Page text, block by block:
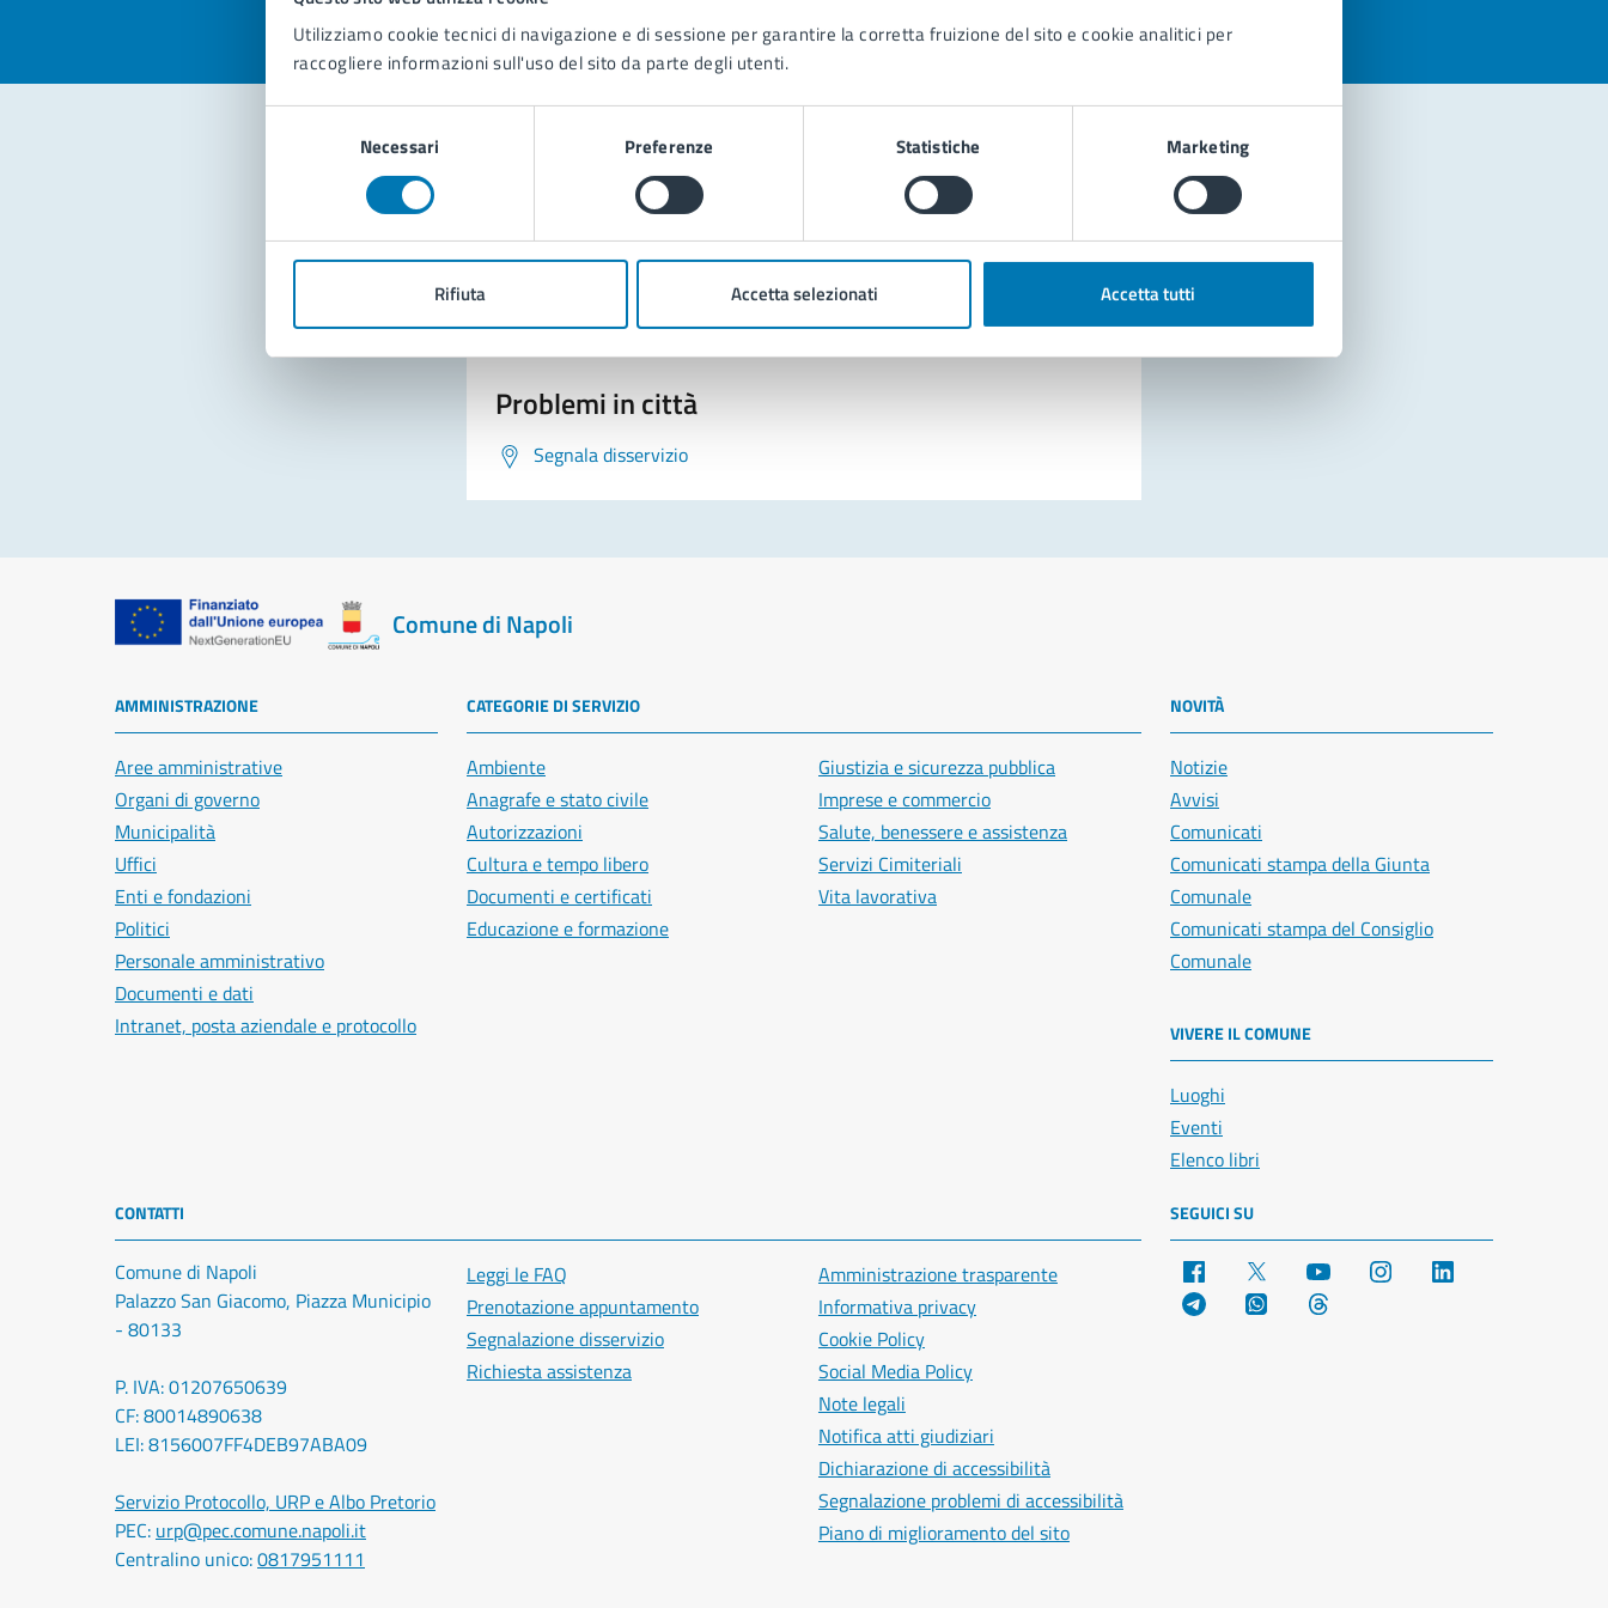
Utilizziamo cookie tecnici di navigazione e di sessione per garantire la corretta fruizione del sito e cookie analitici per
raccogliere informazioni sull'uso del sito da parte degli utenti.
Necessari Preferenze Statistiche Marketing
Rifiuta Accetta selezionati Accetta tutti
Contatta il comune
Leggi le domande frequenti
Problemi in città
Segnala disservizio
Comune di Napoli
AMMINISTRAZIONE
Aree amministrative
Organi di governo
Municipalità
Uffici
Enti e fondazioni
Politici
Personale amministrativo
Documenti e dati
Intranet, posta aziendale e protocollo
CATEGORIE DI SERVIZIO
Ambiente
Anagrafe e stato civile
Autorizzazioni
Cultura e tempo libero
Documenti e certificati
Educazione e formazione
Giustizia e sicurezza pubblica
Imprese e commercio
Salute, benessere e assistenza
Servizi Cimiteriali
Vita lavorativa
NOVITÀ
Notizie
Avvisi
Comunicati
Comunicati stampa della Giunta
Comunale
Comunicati stampa del Consiglio
Comunale
VIVERE IL COMUNE
Luoghi
Eventi
Elenco libri
CONTATTI
Comune di Napoli
Palazzo San Giacomo, Piazza Municipio
- 80133
P. IVA: 01207650639
CF: 80014890638
LEI: 8156007FF4DEB97ABA09
Servizio Protocollo, URP e Albo Pretorio
PEC: urp@pec.comune.napoli.it
Centralino unico:0817951111
Leggi le FAQ
Prenotazione appuntamento
Segnalazione disservizio
Richiesta assistenza
Amministrazione trasparente
Informativa privacy
Cookie Policy
Social Media Policy
Note legali
Notifica atti giudiziari
Dichiarazione di accessibilità
Segnalazione problemi di accessibilità
Piano di miglioramento del sito
SEGUICI SU
Facebook YouTube Instagram
Telegram WhatsApp